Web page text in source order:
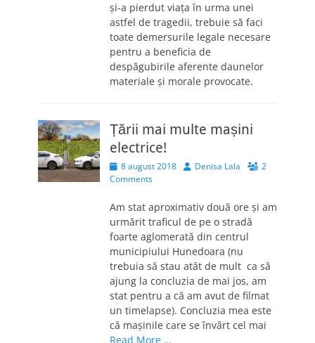
și-a pierdut viața în urma unei
astfel de tragedii, trebuie să faci
toate demersurile legale necesare
pentru a beneficia de
despăgubirile aferente daunelor
materiale și morale provocate.
Țării mai multe mașini
electrice!
Posted
on
8 august 2018 AuthorDenisa Lala
2
Comments
Am stat aproximativ două ore și am
urmărit traficul de pe o stradă
foarte aglomerată din centrul
municipiului Hunedoara (nu
trebuia să stau atât de mult ca să
ajung la concluzia de mai jos, am
stat pentru a că am avut de filmat
un timelapse). Concluzia mea este
că mașinile care se învârt cel mai
Read More …